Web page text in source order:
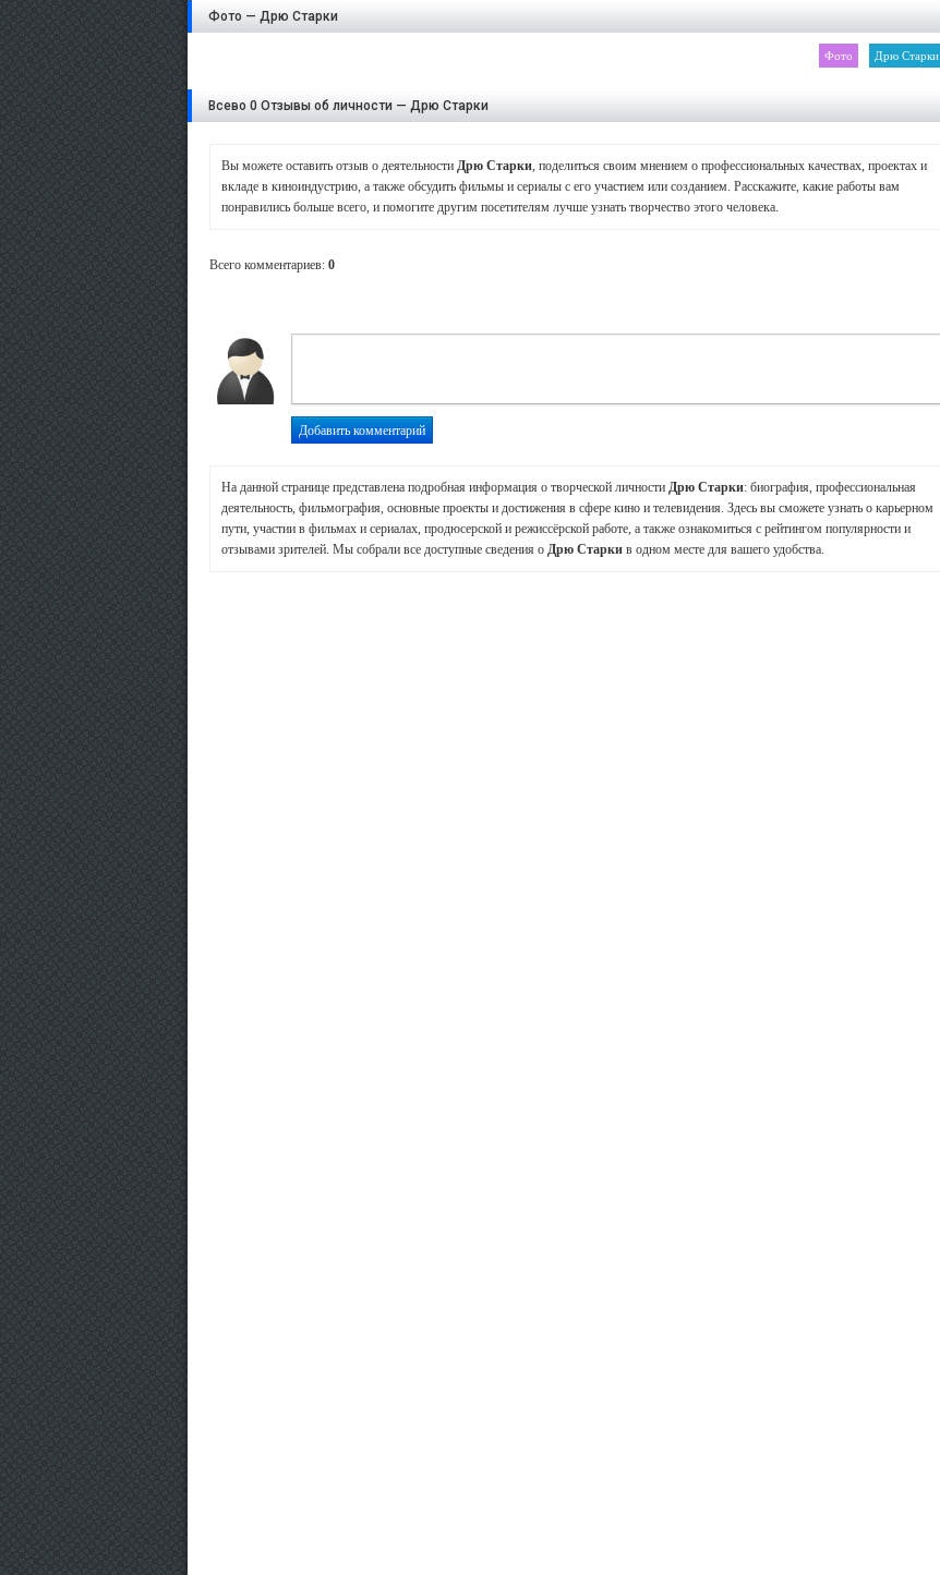
Фото — Дрю Старки
Дрю Старки
Фото
Всево 0 Отзывы об личности — Дрю Старки
Вы можете оставить отзыв о деятельности Дрю Старки, поделиться своим мнением о профессиональных качествах, проектах и
вкладе в киноиндустрию, а также обсудить фильмы и сериалы с его участием или созданием. Расскажите, какие работы вам
понравились больше всего, и помогите другим посетителям лучше узнать творчество этого человека.
Всего комментариев: 0
На данной странице представлена подробная информация о творческой личности Дрю Старки: биография, профессиональная
деятельность, фильмография, основные проекты и достижения в сфере кино и телевидения. Здесь вы сможете узнать о карьерном
пути, участии в фильмах и сериалах, продюсерской и режиссёрской работе, а также ознакомиться с рейтингом популярности и
отзывами зрителей. Мы собрали все доступные сведения о Дрю Старки в одном месте для вашего удобства.